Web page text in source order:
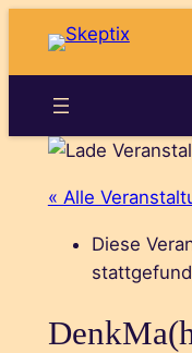
« Alle
Diese